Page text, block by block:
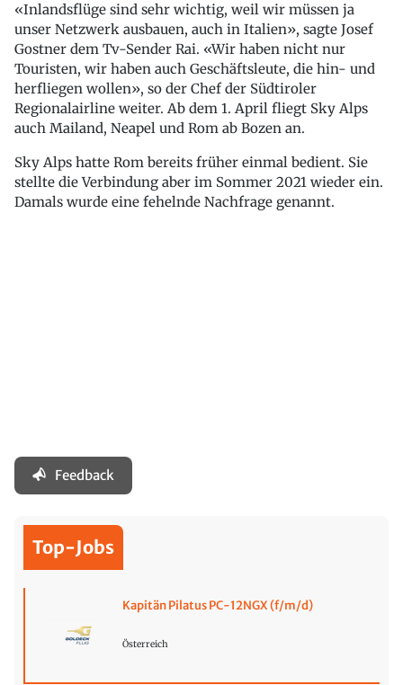
«Inlandsflüge sind sehr wichtig, weil wir müssen ja
unser Netzwerk ausbauen, auch in Italien», sagte Josef
Gostner dem Tv-Sender Rai. «Wir haben nicht nur
Touristen, wir haben auch Geschäftsleute, die hin- und
herfliegen wollen», so der Chef der Südtiroler
Regionalairline weiter. Ab dem 1. April fliegt Sky Alps
auch Mailand, Neapel und Rom ab Bozen an.
Sky Alps hatte Rom bereits früher einmal bedient. Sie
stellte die Verbindung aber im Sommer 2021 wieder ein.
Damals wurde eine fehelnde Nachfrage genannt.
Feedback
Top-Jobs
Kapitän Pilatus PC-12NGX (f/m/d)
Österreich